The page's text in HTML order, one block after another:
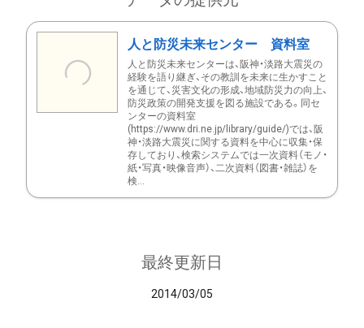
人と防災未来センター 資料室
人と防災未来センターは、阪神・淡路大震災の
経験を語り継ぎ、その教訓を未来に生かすこと
を通じて、災害文化の形成、地域防災力の向上、
防災政策の開発支援を図る施設である。同セ
ンターの資料室
(https://www.dri.ne.jp/library/guide/)では、阪
神・淡路大震災に関する資料を中心に収集・保
存しており、検索システムでは一次資料（モノ・
紙・写真・映像音声）、二次資料（図書・雑誌）を
検...
最終更新日
2014/03/05